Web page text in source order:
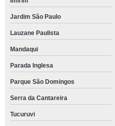
Jardim São Paulo
Lauzane Paulista
Mandaqui
Parada Inglesa
Parque São Domingos
Serra da Cantareira
Tucuruvi